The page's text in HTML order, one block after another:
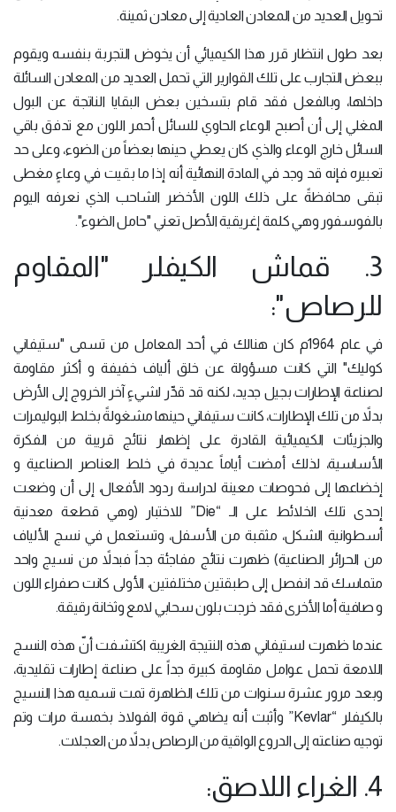
تحويل العديد من المعادن العادية إلى معادن ثمينة.
بعد طول انتظار قرر هذا الكيميائي أن يخوض التجربة بنفسه ويقوم
ببعض التجارب على تلك القوارير التي تحمل العديد من المعادن السائلة
داخلها، وبالفعل فقد قام بتسخين بعض البقايا الناتجة عن البول
المغلي إلى أن أصبح الوعاء الحاوي للسائل أحمر اللون مع تدفق باقي
السائل خارج الوعاء والذي كان يعطي حينها بعضاً من الضوء، وعلى حد
تعبيره فإنه قد وجد في المادة النهائية أنه إذا ما بقيت في وعاءٍ مغطى
تبقى محافظةً على ذلك اللون الأخضر الشاحب الذي نعرفه اليوم
بالفوسفور وهي كلمة إغريقية الأصل تعني "حامل الضوء".
3. قماش الكيفلر "المقاوم
للرصاص":
في عام 1964م كان هنالك في أحد المعامل من تسمى "ستيفاني
كوليك" التي كانت مسؤولة عن خلق ألياف خفيفة و أكثر مقاومة
لصناعة الإطارات بجيل جديد، لكنه قد قدِّر لشيءٍ آخر الخروج إلى الأرض
بدلاً من تلك الإطارات، كانت ستيفاني حينها مشغولةً بخلط البوليمرات
والجزيئات الكيميائية القادرة على إظهار نتائج قريبة من الفكرة
الأساسية، لذلك أمضت أياماً عديدة في خلط العناصر الصناعية و
إخضاعها إلى فحوصات معينة لدراسة ردود الأفعال، إلى أن وضعت
إحدى تلك الخلائط على الـ “Die” للاختبار (وهي قطعة معدنية
أسطوانية الشكل، مثقبة من الأسفل، وتستعمل في نسج الألياف
من الحرائر الصناعية) ظهرت نتائج مفاجئة جداً فبدلاً من نسيج واحد
متماسك قد انفصل إلى طبقتين مختلفتين، الأولى كانت صفراء اللون
و صافية أما الأخرى فقد خرجت بلون سحابي لامع وثخانة رقيقة.
عندما ظهرت لستيفاني هذه النتيجة الغريبة اكتشفت أنّ هذه النسج
اللامعة تحمل عوامل مقاومة كبيرة جداً على صناعة إطارات تقليدية،
وبعد مرور عشرة سنوات من تلك الظاهرة تمت تسميه هذا النسيج
بالكيفلر “Kevlar” وأثبت أنه يضاهي قوة الفولاذ بخمسة مرات وتم
توجيه صناعته إلى الدروع الواقية من الرصاص بدلاً من العجلات.
4. الغراء اللاصق: